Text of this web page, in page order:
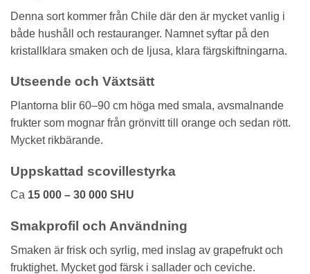
Denna sort kommer från Chile där den är mycket vanlig i
både hushåll och restauranger. Namnet syftar på den
kristallklara smaken och de ljusa, klara färgskiftningarna.
Utseende och Växtsätt
Plantorna blir 60–90 cm höga med smala, avsmalnande
frukter som mognar från grönvitt till orange och sedan rött.
Mycket rikbärande.
Uppskattad scovillestyrka
Ca 15 000 – 30 000 SHU
Smakprofil och Användning
Smaken är frisk och syrlig, med inslag av grapefrukt och
fruktighet. Mycket god färsk i sallader och ceviche.